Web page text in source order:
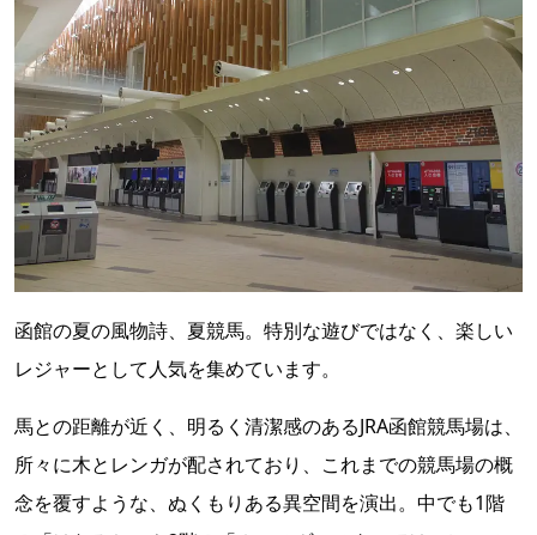
函館の夏の風物詩、夏競馬。特別な遊びではなく、楽しい
レジャーとして人気を集めています。
馬との距離が近く、明るく清潔感のあるJRA函館競馬場は、
所々に木とレンガが配されており、これまでの競馬場の概
念を覆すような、ぬくもりある異空間を演出。中でも1階